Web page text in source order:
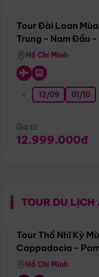
Tour Đài Loan
Trung - Nam Đầu -
Hồ Chí Minh
12/09 01/10
Giá từ:
12.999.000đ
TOUR DU
Tour Thổ Nhĩ Kỳ
Cappadocia -
Hồ Chí Minh